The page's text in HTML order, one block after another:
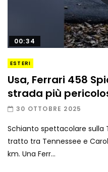
00:34
ESTERI
Usa, Ferrari 458
strada più
30 OTTOBRE 2025
Schianto spettacolare sulla
tratto tra Tennessee e
km. Una Ferr...